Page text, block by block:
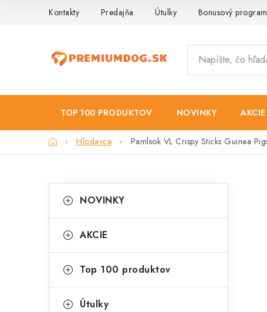
Kontakty Predajňa Útulky Bonusový program
TOP 100 PRODUKTOV NOVINKY AKCIE
DomovHlodavce Pamlsok VL Crispy Sticks Guinea
o
n
ý
kategórie
a
e
ó
NOVINKY
AKCIE
Top 100 produktov
Útulky